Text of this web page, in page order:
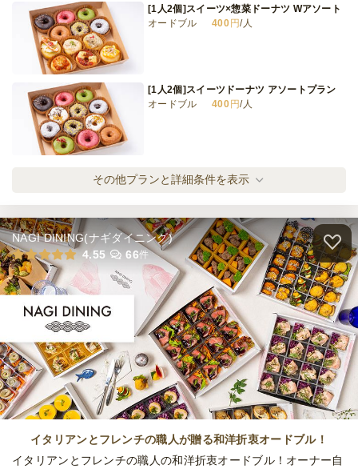
オードブル
※定休日を除く営業日換算
最低ご注文金額 8,000円
[1人2個]スイーツ×惣菜ドーナツ Wアソート
オードブル
400円/人
[1人2個]スイーツドーナツ アソートプラン
オードブル
400 円/人
オードブル
400円/人
全てのプランを見る（3件）
オードブル
2日前14時
※定休日を除く営業日換算
日
最低ご注文金額 12,000 円
その他プランと詳細条件を表示
NAGI DINING(ナギダイニング)
4.55
66件
イタリアンとフレンチの職人が贈る和洋折衷オードブル！
イタリアンとフレンチの職人の和洋折衷オードブル！オーナー自